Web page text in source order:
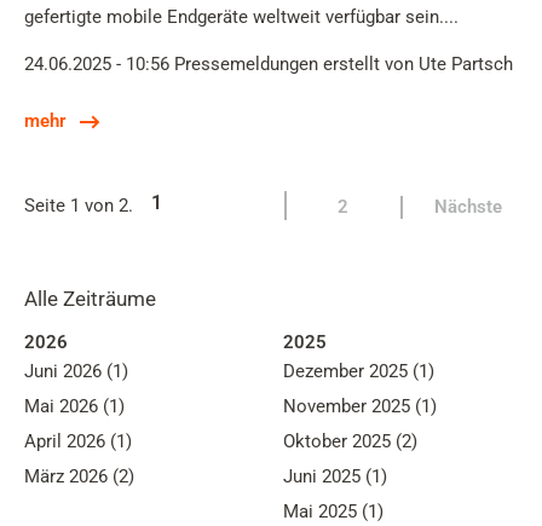
gefertigte mobile Endgeräte weltweit verfügbar sein....
24.06.2025 - 10:56 Pressemeldungen erstellt von Ute Partsch
mehr
Seite 1 von 2. 1 2 Nächste
Alle Zeiträume
2026
Juni 2026 (1)
Mai 2026 (1)
April 2026 (1)
März 2026 (2)
2025
Dezember 2025 (1)
November 2025 (1)
Oktober 2025 (2)
Juni 2025 (1)
Mai 2025 (1)